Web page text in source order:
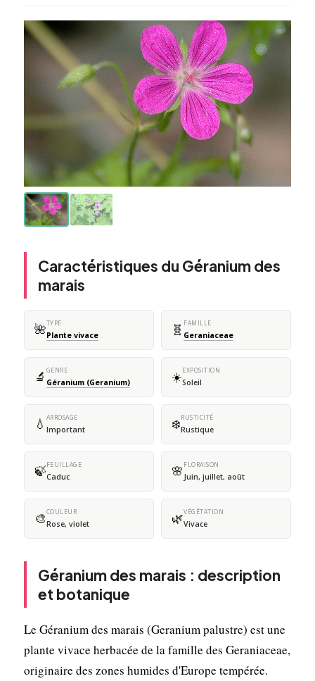
Caractéristiques du Géranium des
marais
🌺TYPE
Plante vivace 🧬 FAMILLE
Geraniaceae
🔬 GENRE
Géranium (Geranium) ☀️EXPOSITION
Soleil
💧 ARROSAGE
Important ❄️RUSTICITÉ
Rustique
🍃FEUILLAGE
Caduc 🌸 FLORAISON
Juin, juillet, août
🎨COULEUR
Rose, violet 🌿VÉGÉTATION
Vivace
Géranium des marais : description
et botanique
Le Géranium des marais (Geranium palustre) est une
plante vivace herbacée de la famille des Geraniaceae,
originaire des zones humides d'Europe tempérée.